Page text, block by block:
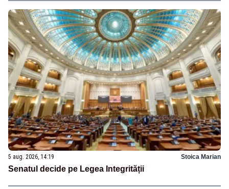
5 aug. 2026, 14:19 Stoica Marian
Senatul decide pe Legea Integrității